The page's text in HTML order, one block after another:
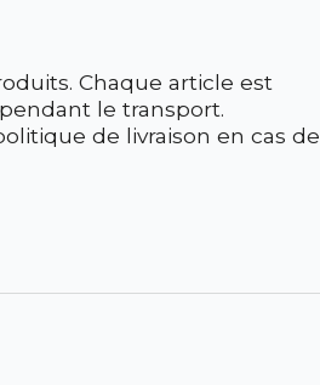
Chaque article est
le transport.
de livraison en cas de